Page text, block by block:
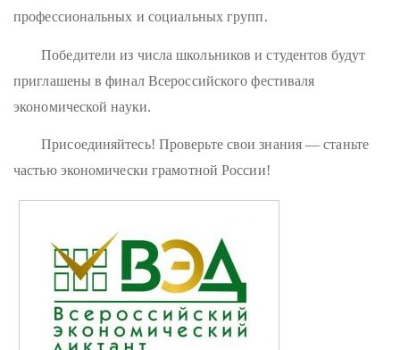
профессиональных и социальных групп.
Победители из числа школьников и студентов будут
приглашены в финал Всероссийского фестиваля
экономической науки.
Присоединяйтесь! Проверьте свои знания — станьте
частью экономически грамотной России!